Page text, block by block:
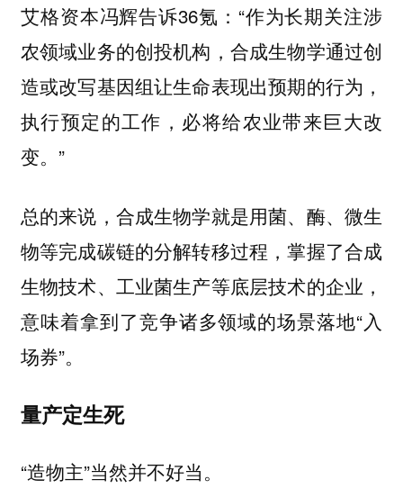
艾格资本冯辉告诉36氪：“作为长期关注涉
农领域业务的创投机构，合成生物学通过创
造或改写基因组让生命表现出预期的行为，
执行预定的工作，必将给农业带来巨大改
变。”
总的来说，合成生物学就是用菌、酶、微生
物等完成碳链的分解转移过程，掌握了合成
生物技术、工业菌生产等底层技术的企业，
意味着拿到了竞争诸多领域的场景落地“入
场券”。
量产定生死
“造物主”当然并不好当。